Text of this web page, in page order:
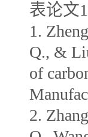
表论文
1.
Q., &
of
2.